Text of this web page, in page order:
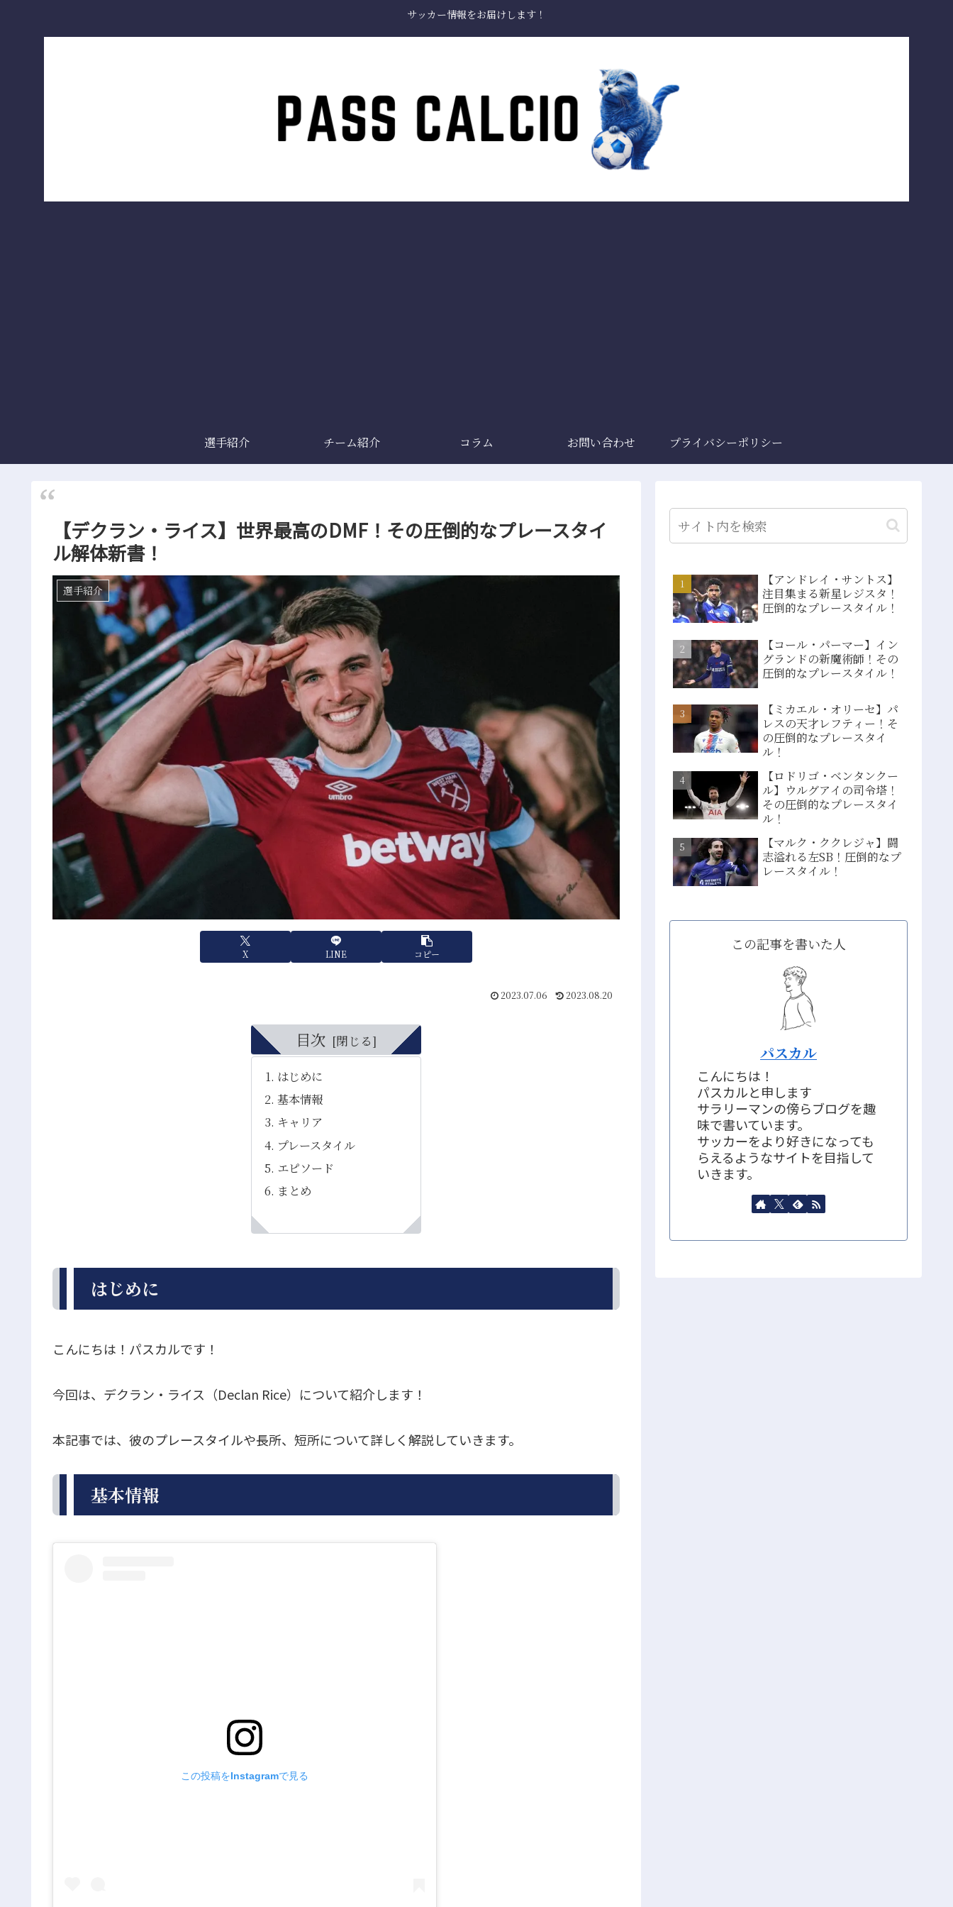
サッカー情報をお届けします！
選手紹介 チーム紹介 コラム お問い合わせ プライバシーポリシー
【デクラン・ライス】世界最高のDMF！その圧倒的なプレースタイ
ル解体新書！
選手紹介
X LINE コピー
2023.07.06 2023.08.20
目次
はじめに
基本情報
キャリア
プレースタイル
エピソード
まとめ
はじめに
こんにちは！パスカルです！
今回は、デクラン・ライス（Declan Rice）について紹介します！
本記事では、彼のプレースタイルや長所、短所について詳しく解説していきます。
基本情報
この投稿をInstagramで見る
【アンドレイ・サントス】
注目集まる新星レジスタ！
圧倒的なプレースタイル！
【コール・パーマー】イン
グランドの新魔術師！その
圧倒的なプレースタイル！
【ミカエル・オリーセ】パ
レスの天才レフティー！そ
の圧倒的なプレースタイ
ル！
【ロドリゴ・ベンタンクー
ル】ウルグアイの司令塔！
その圧倒的なプレースタイ
ル！
【マルク・ククレジャ】闘
志溢れる左SB！圧倒的なプ
レースタイル！
この記事を書いた人
パスカル
こんにちは！
パスカルと申します
サラリーマンの傍らブログを趣
味で書いています。
サッカーをより好きになっても
らえるようなサイトを目指して
いきます。